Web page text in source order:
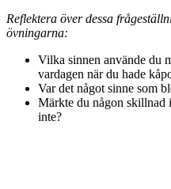
Reflektera över dessa
övningarna:
Vilka sinnen använde du
vardagen när du hade
Var det något sinne som
Märkte du någon skillnad
inte?